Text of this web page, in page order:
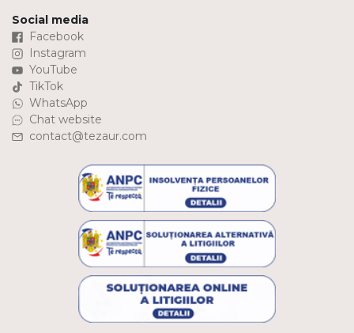
Social media
Facebook
Instagram
YouTube
TikTok
WhatsApp
Chat website
contact@tezaur.com